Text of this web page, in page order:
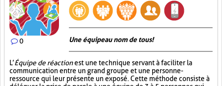
0 Une équipe au nom de tous!
L’Équipe de réactionest une technique servant à faciliter la
communication entre un grand groupe et une personne-
ressource qui leur présente un exposé. Cette méthode consiste à